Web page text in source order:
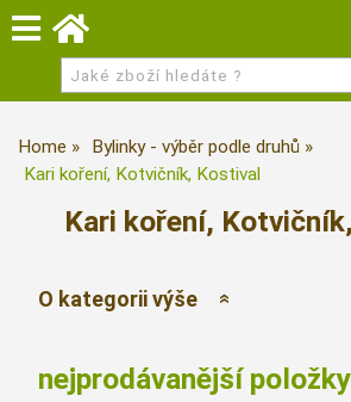
Home
Bylinky - výběr podle druhů
Kari koření, Kotvičník, Kostival
Kari koření,
O kategorii výše
nejprodávanější